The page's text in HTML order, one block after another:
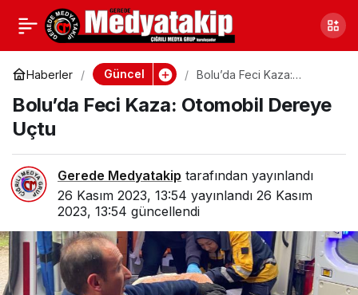
Haberler Güncel
Bolu’da Feci Kaza:
Bolu’da Feci Kaza: Otomobil Dereye
Uçtu
Gerede Medyatakip tarafından yayınlandı
26 Kasım 2023, 13:54 yayınlandı 26 Kasım
2023, 13:54 güncellendi
Bolu ve Gerede’de Vefat
Edenler (26.11.2023)
Paylaş